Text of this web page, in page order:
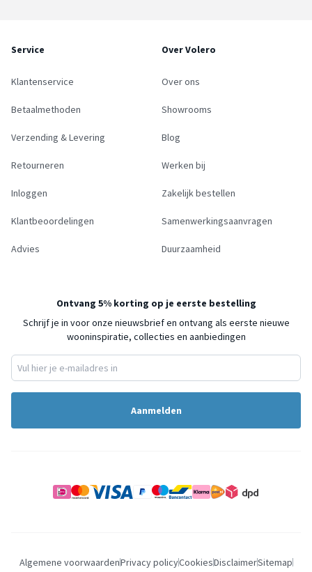
Service
Klantenservice
Betaalmethoden
Verzending & Levering
Retourneren
Inloggen
Klantbeoordelingen
Advies
Over Volero
Over ons
Showrooms
Blog
Werken bij
Zakelijk bestellen
Samenwerkingsaanvragen
Duurzaamheid
Ontvang 5% korting op je eerste bestelling
Schrijf je in voor onze nieuwsbrief en ontvang als eerste nieuwe
wooninspiratie, collecties en aanbiedingen
Aanmelden
Algemene voorwaardenPrivacy policyCookiesDisclaimerSitemap